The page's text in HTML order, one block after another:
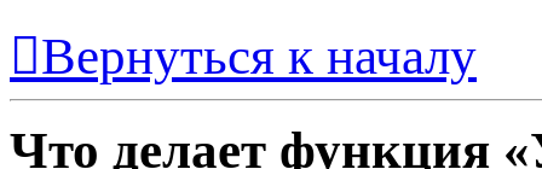
Вернуться к началу
Что делает функция